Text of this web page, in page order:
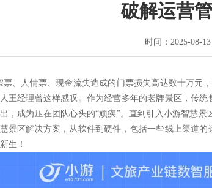
破解运营
时间：2025-08-
票、人情票、现金流失造成的门票损失高达数十万
王经理曾这样感叹。作为经营多年的老牌景区，传
，成为压在团队心头的“顽疾”。直到引入小游智慧
景区解决方案，从软件到硬件，包括一些线上渠道
生！